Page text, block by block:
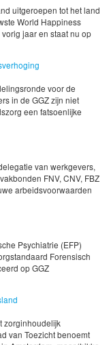
uitgeroepen tot het land
World Happiness
jaar en staat nu op
voor de
in de GGZ zijn niet
een fatsoenlijke
van werkgevers,
FNV, CNV, FBZ
arbeidsvoorwaarden
Psychiatrie (EFP)
Forensisch
op GGZ
zorginhoudelijk
van Toezicht benoemt